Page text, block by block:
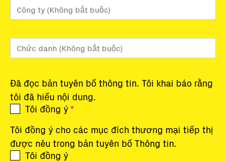
Đã đọc bản tuyên bố thông tin. Tôi khai báo rằng
tôi đã hiểu nội dung.
Tôi đồng ý
Tôi đồng ý cho các mục đích thương mại tiếp thị
được nêu trong bản tuyên bố Thông tin.
Tôi đồng ý